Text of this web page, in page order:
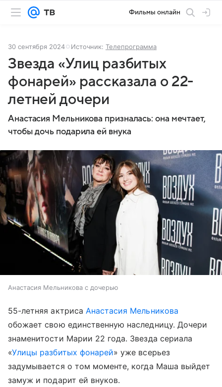
Фильмы онлайн
30 сентября 2024 Источник: Телепрограмма
Звезда «Улиц разбитых
фонарей» рассказала о 22-
летней дочери
Анастасия Мельникова призналась: она мечтает,
чтобы дочь подарила ей внука
Анастасия Мельникова с дочерью
55-летняя актриса Анастасия Мельникова
обожает свою единственную наследницу. Дочери
знаменитости Марии 22 года. Звезда сериала
«Улицы разбитых фонарей» уже всерьез
задумывается о том моменте, когда Маша выйдет
замуж и подарит ей внуков.